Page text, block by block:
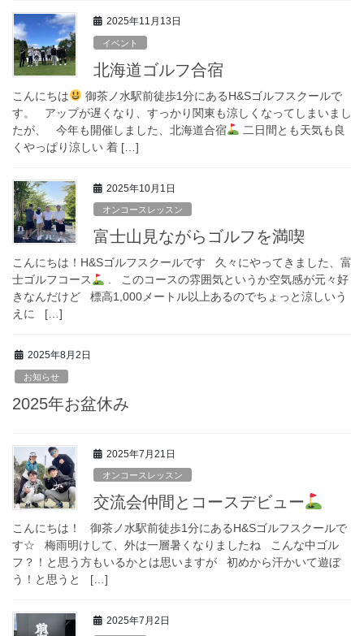
2025年11月13日
イベント
北海道ゴルフ合宿
こんにちは
御茶ノ水駅前徒歩1分にあるH&Sゴルフスクールで
す。 アップが遅くなり、すっかり関東も涼しくなってしまいまし
たが、 今年も開催しました、北海道合宿
二日間とも天気も良
くやっぱり涼しい 着 […]
2025年10月1日
オンコースレッスン
富士山見ながらゴルフを満喫
こんにちは！H&Sゴルフスクールです 久々にやってきました、富
士ゴルフコース
. このコースの雰囲気というか空気感が元々好
きなんだけど 標高1,000メートル以上あるのでちょっと涼しいう
えに […]
2025年8月2日
お知らせ
2025年お盆休み
2025年7月21日
オンコースレッスン
交流会仲間とコースデビュー
こんにちは！ 御茶ノ水駅前徒歩1分にあるH&Sゴルフスクールで
す☆ 梅雨明けして、外は一層暑くなりましたね こんな中ゴル
フ？！と思う方もいるかとは思いますが 初めから汗かいて遊ぼ
う！と思うと […]
2025年7月2日